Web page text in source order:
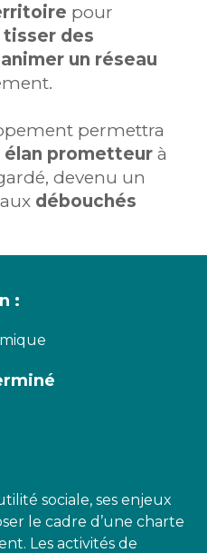
pour
tisser des
animer un réseau
permettra
élan prometteur à
devenu un
débouchés
:
sociale, ses enjeux
le cadre d’une charte
Les activités de